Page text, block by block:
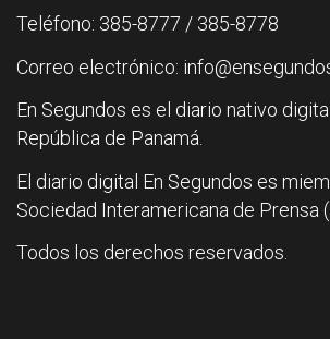
Teléfono: 385-8777 / 385-8778
Correo electrónico:
En Segundos es el diario nativo
República de Panamá.
El diario digital En Segundos es
Sociedad Interamericana de Prensa
Todos los derechos reservados.